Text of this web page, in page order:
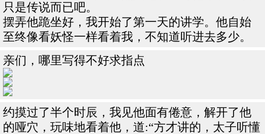
只是传说而已吧。
摆弄他跪坐好，我开始了第一天的讲学。他自始
至终像看妖怪一样看着我，不知道听进去多少。
亲们，哪里写得不好求指点
约摸过了半个时辰，我见他面有倦意，解开了他
的哑穴，玩味地看着他，道:“方才讲的，太子听懂